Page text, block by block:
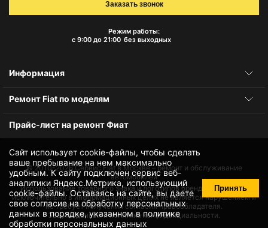
Сайт использует cookie-файлы, чтобы сделать
ваше пребывание на нем максимально
удобным. К cайту подключен сервис веб-
аналитики Яндекс.Метрика, использующий
cookie-файлы. Оставаясь на сайте, вы даете
своесогласие на обработку персональных
данных в порядке, указанном в политике
обработки персональных данных
Принять
Режим работы:
с 9:00 до 21:00 без выходных
Заказать звонок
Информация
Ремонт Fiat по моделям
Прайс-лист на ремонт Фиат
© 2010-2026Сервис Fiat в Москве – ремонт и обслуживание
автомобилей
Использование товарного знака и логотипов бренда происходит
исключительно в информационных целях не является нарушением и
не требует получения согласия правообладателя.
Защита данных и политика конфиденциальности.